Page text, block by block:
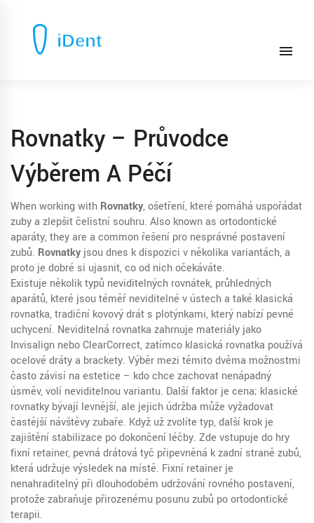
Rovnatky – Průvodce
Výběrem A Péčí
When working with Rovnatky,ošetření, které pomáhá uspořádat
zuby a zlepšit čelistní souhru. Also known as ortodontické
aparáty, they are a common řešení pro nesprávné postavení
zubů. Rovnatky jsou dnes k dispozici v několika variantách, a
proto je dobré si ujasnit, co od nich očekáváte.
Existuje několik typů neviditelných rovnátek, průhledných
aparátů, které jsou téměř neviditelné v ústecha také klasická
rovnatka,tradiční kovový drát s plotýnkami, který nabízí pevné
uchycení. Neviditelná rovnatka zahrnuje materiály jako
Invisalign nebo ClearCorrect, zatímco klasická rovnatka používá
ocelové dráty a brackety. Výběr mezi těmito dvěma možnostmi
často závisí na estetice – kdo chce zachovat nenápadný
úsměv, volí neviditelnou variantu. Další faktor je cena; klasické
rovnatky bývají levnější, ale jejich údržba může vyžadovat
častější návštěvy zubaře. Když už zvolíte typ, další krok je
zajištění stabilizace po dokončení léčby. Zde vstupuje do hry
fixní retainer, pevná drátová tyč připevněná k zadní straně zubů,
která udržuje výsledek na místě. Fixní retainer je
nenahraditelný při dlouhodobém udržování rovného postavení,
protože zabraňuje přirozenému posunu zubů po ortodontické
terapii.